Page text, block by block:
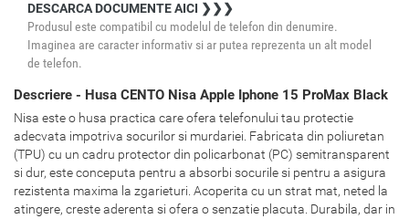
DESCARCA DOCUMENTE AICI ❯❯❯
Produsul este compatibil cu modelul de telefon din denumire.
Imaginea are caracter informativ si ar putea reprezenta un alt model
de telefon.
Descriere - Husa CENTO Nisa Apple Iphone 15 ProMax Black
Nisa este o husa practica care ofera telefonului tau protectie
adecvata impotriva socurilor si murdariei. Fabricata din poliuretan
(TPU) cu un cadru protector din policarbonat (PC) semitransparent
si dur, este conceputa pentru a absorbi socurile si pentru a asigura
rezistenta maxima la zgarieturi. Acoperita cu un strat mat, neted la
atingere, creste aderenta si ofera o senzatie placuta. Durabila, dar in